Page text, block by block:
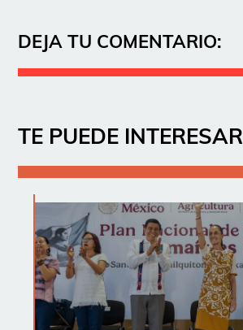
DEJA TU COMENTARIO:
TE PUEDE INTERESAR